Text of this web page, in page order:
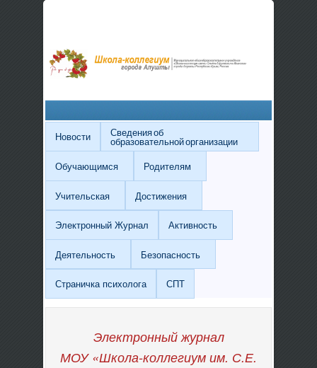
Новости Сведения об
образовательной организации
Обучающимся
Родителям
Учительская Достижения
Электронный Журнал Активность
Деятельность Безопасность
Страничка психолога СПТ
Электронный журнал
МОУ «Школа-коллегиум им. С.Е.